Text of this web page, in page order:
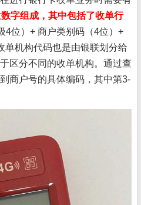
字组成，其中包括了收单行
4位）+ 商户类别码（4位）+
单机构代码也是由银联划分给
区分不同的收单机构。通过查
商户号的具体编码，其中第3-